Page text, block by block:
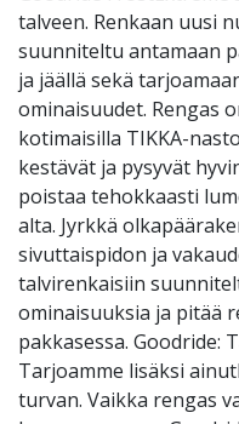
talveen. Renkaan uusi
suunniteltu antamaan
ja jäällä sekä
ominaisuudet. Rengas
kotimaisilla TIKKA-
kestävät ja pysyvät
poistaa tehokkaasti
alta. Jyrkkä
sivuttaispidon ja
talvirenkaisiin
ominaisuuksia ja pitää
pakkasessa. Goodride:
Tarjoamme lisäksi
turvan. Vaikka rengas